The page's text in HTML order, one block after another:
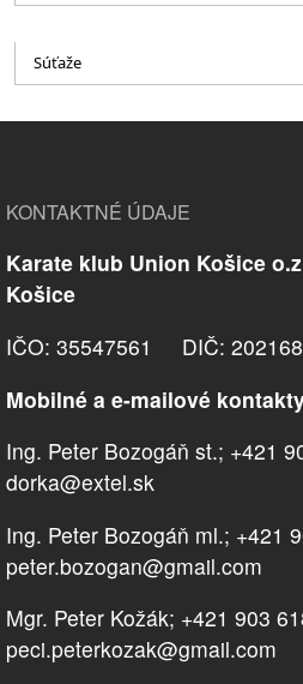
Súťaže
KONTAKTNÉ ÚDAJE
Karate klub Union Košice
Košice
IČO: 35547561 DIČ:
Mobilné a e-mailové
Ing. Peter Bozogáň st.; +421
dorka@extel.sk
Ing. Peter Bozogáň ml.; +421
peter.bozogan@gmail.com
Mgr. Peter Kožák; +421 903
peci.peterkozak@gmail.com